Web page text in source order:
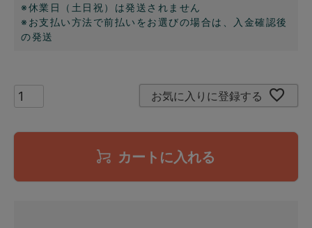
※休業日（土日祝）は発送されません
※お支払い方法で前払いをお選びの場合は、入金確認後
の発送
お気に入りに登録する
カートに入れる